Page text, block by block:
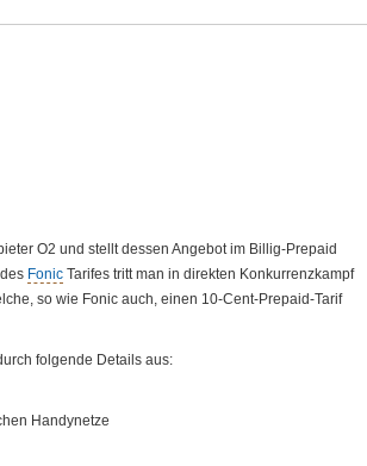
O2 und stellt dessen Angebot im Billig-Prepaid
Fonic Tarifes tritt man in direkten Konkurrenzkampf
so wie Fonic auch, einen 10-Cent-Prepaid-Tarif
folgende Details aus:
Handynetze